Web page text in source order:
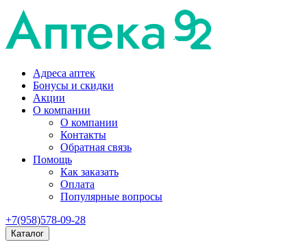
Адреса аптек
Бонусы и скидки
Акции
О компании
О компании
Контакты
Обратная связь
Помощь
Как заказать
Оплата
Популярные вопросы
+7(958)578-09-28
Каталог